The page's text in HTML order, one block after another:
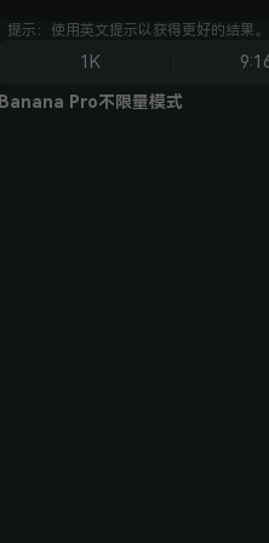
提示：使用英文提示以获得更好的结果。
1K
Banana Pro不限量模式